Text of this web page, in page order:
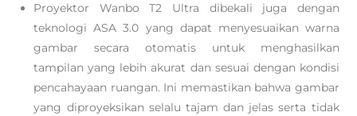
Proyektor Wanbo T2 Ultra dibekali juga dengan
teknologi ASA 3.0 yang dapat menyesuaikan warna
gambar secara otomatis untuk menghasilkan
tampilan yang lebih akurat dan sesuai dengan kondisi
pencahayaan ruangan. Ini memastikan bahwa gambar
yang diproyeksikan selalu tajam dan jelas serta tidak